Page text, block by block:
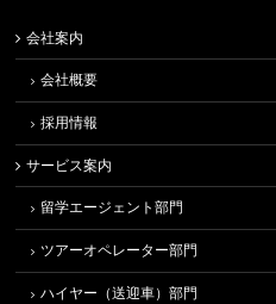
会社案内
会社概要
採用情報
サービス案内
留学エージェント部門
ツアーオペレーター部門
ハイヤー（送迎車）部門